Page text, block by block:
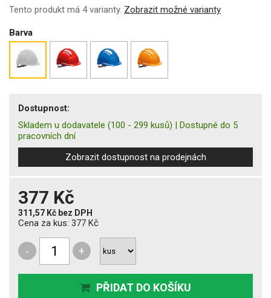
Tento produkt má 4 varianty. Zobrazit možné varianty
Barva
Dostupnost:
Skladem u dodavatele (100 - 299 kusů) | Dostupné do 5
pracovních dní
Zobrazit dostupnost na prodejnách
377 Kč
311,57 Kč bez DPH
Cena za kus: 377 Kč
- +
PŘIDAT DO KOŠÍKU